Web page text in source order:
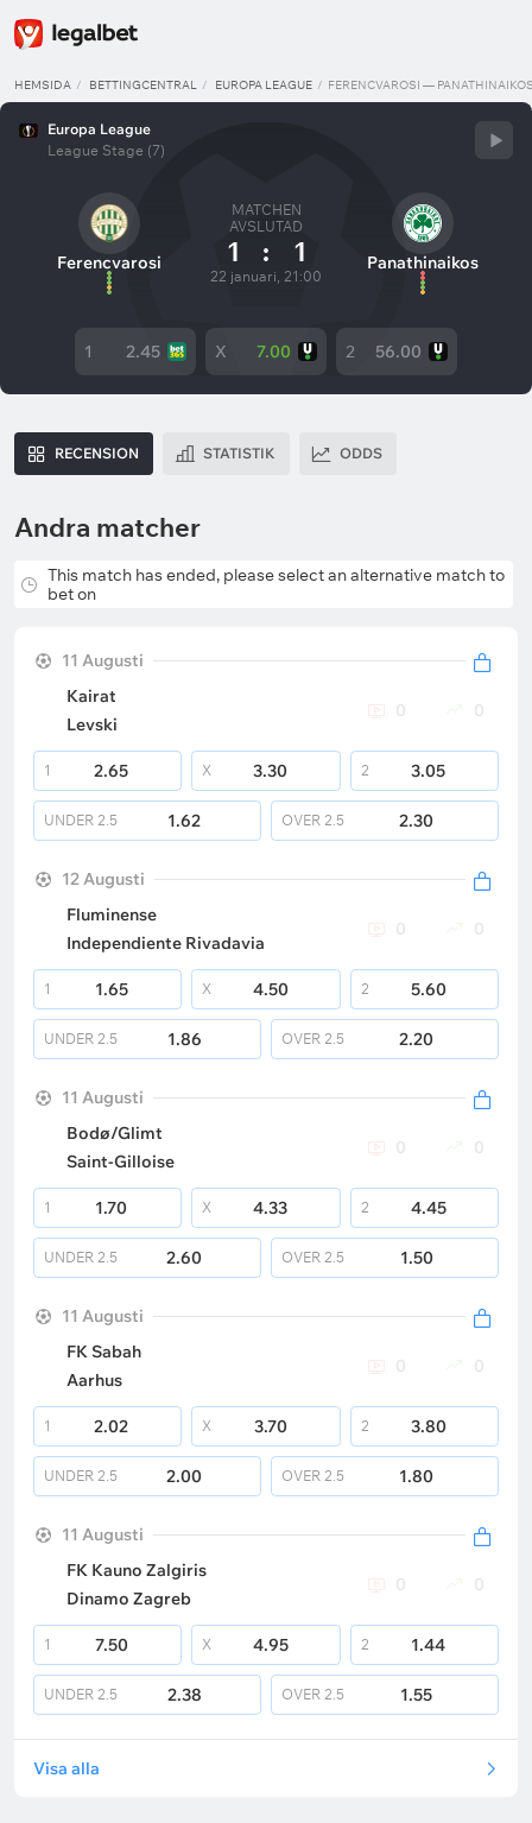
HEMSIDA BETTINGCENTRAL EUROPA LEAGUE FERENCVAROSI —
Europa League
League Stage (7)
Ferencvarosi
MATCHEN
AVSLUTAD
1 : 1
22 januari, 21:00
Panathinaikos
1 2.45 X 7.00 2 56.00
RECENSION STATISTIK ODDS
Andra matcher
This match has ended, please select an alternative match to
bet on
11 Augusti
Kairat
Levski
0 0
1 2.65 X 3.30 2 3.05
UNDER 2.5 1.62 OVER 2.5 2.30
12 Augusti
Fluminense
Independiente Rivadavia
0 0
1 1.65 X 4.50 2 5.60
UNDER 2.5 1.86 OVER 2.5 2.20
11 Augusti
Bodø/Glimt
Saint-Gilloise
0 0
1 1.70 X 4.33 2 4.45
UNDER 2.5 2.60 OVER 2.5 1.50
11 Augusti
FK Sabah
Aarhus
0 0
1 2.02 X 3.70 2 3.80
UNDER 2.5 2.00 OVER 2.5 1.80
11 Augusti
FK Kauno Zalgiris
Dinamo Zagreb
0 0
1 7.50 X 4.95 2 1.44
UNDER 2.5 2.38 OVER 2.5 1.55
Visa alla